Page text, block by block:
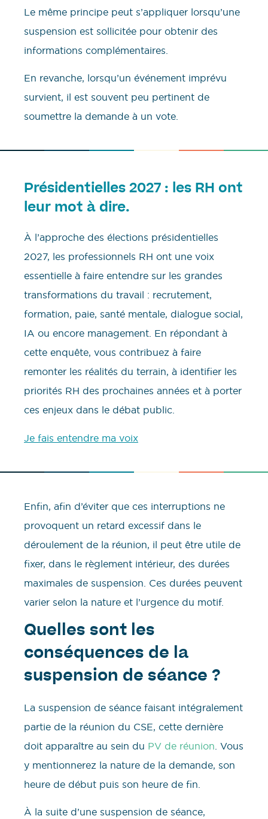
Le même principe peut s’appliquer lorsqu’une
suspension est sollicitée pour obtenir des
informations complémentaires.
En revanche, lorsqu’un événement imprévu
survient, il est souvent peu pertinent de
soumettre la demande à un vote.
Présidentielles 2027 : les RH ont
leur mot à dire.
À l’approche des élections présidentielles
2027, les professionnels RH ont une voix
essentielle à faire entendre sur les grandes
transformations du travail : recrutement,
formation, paie, santé mentale, dialogue social,
IA ou encore management. En répondant à
cette enquête, vous contribuez à faire
remonter les réalités du terrain, à identifier les
priorités RH des prochaines années et à porter
ces enjeux dans le débat public.
Je fais entendre ma voix
Enfin, afin d’éviter que ces interruptions ne
provoquent un retard excessif dans le
déroulement de la réunion, il peut être utile de
fixer, dans le règlement intérieur, des durées
maximales de suspension. Ces durées peuvent
varier selon la nature et l’urgence du motif.
Quelles sont les
conséquences de la
suspension de séance ?
La suspension de séance faisant intégralement
partie de la réunion du CSE, cette dernière
doit apparaître au sein du PV de réunion. Vous
y mentionnerez la nature de la demande, son
heure de début puis son heure de fin.
À la suite d’une suspension de séance,